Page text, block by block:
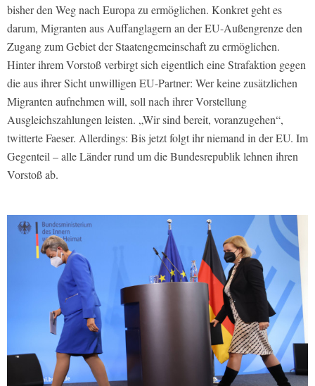
bisher den Weg nach Europa zu ermöglichen. Konkret geht es
darum, Migranten aus Auffanglagern an der EU-Außengrenze den
Zugang zum Gebiet der Staatengemeinschaft zu ermöglichen.
Hinter ihrem Vorstoß verbirgt sich eigentlich eine Strafaktion gegen
die aus ihrer Sicht unwilligen EU-Partner: Wer keine zusätzlichen
Migranten aufnehmen will, soll nach ihrer Vorstellung
Ausgleichszahlungen leisten. „Wir sind bereit, voranzugehen“,
twitterte Faeser. Allerdings: Bis jetzt folgt ihr niemand in der EU. Im
Gegenteil – alle Länder rund um die Bundesrepublik lehnen ihren
Vorstoß ab.